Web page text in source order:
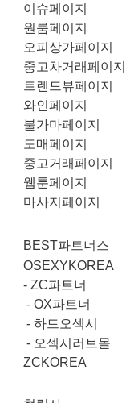
이슈페이지
원룸페이지
오피상가페이지
중고차거래페이지
트렌드뷰페이지
와인페이지
불가마페이지
도매페이지
중고거래페이지
웹툰페이지
마사지페이지
BEST파트너스
OSEXYKOREA
-ZC파트너
-OX파트너
-하드오섹시
- 오섹시러브몰
ZCKOREA